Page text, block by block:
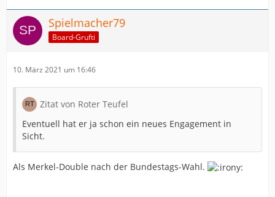
Spielmacher79
Board-Grufti
10. März 2021 um 16:46
Zitat von Roter Teufel
Eventuell hat er ja schon ein neues Engagement in
Sicht.
Als Merkel-Double nach der Bundestags-Wahl.